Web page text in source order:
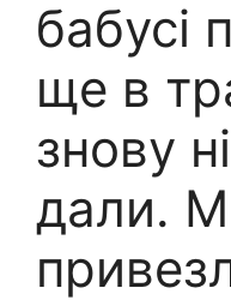
бабусі
ще в
знову
дали.